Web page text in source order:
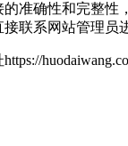
准确性和完整
联系网站管理员